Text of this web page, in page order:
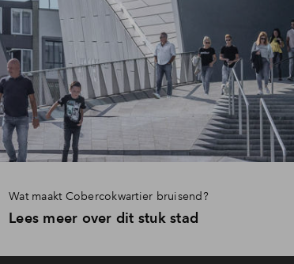
Wat maakt Cobercokwartier bruisend?
Lees meer over dit stuk stad